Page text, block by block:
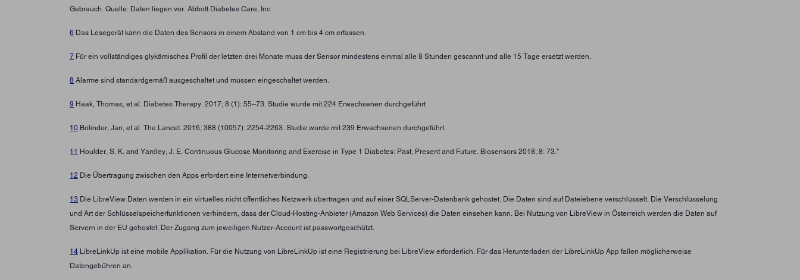
Gebrauch. Quelle: Daten liegen vor. Abbott Diabetes Care, Inc.
6 Das Lesegerät kann die Daten des Sensors in einem Abstand von 1 cm bis 4 cm erfassen.
7 Für ein vollständiges glykämisches Profil der letzten drei Monate muss der Sensor mindestens einmal alle 8 Stunden gescannt und alle 15 Tage ersetzt werden.
8 Alarme sind standardgemäß ausgeschaltet und müssen eingeschaltet werden.
9 Haak, Thomas, et al. Diabetes Therapy. 2017; 8 (1): 55–73. Studie wurde mit 224 Erwachsenen durchgeführt
10 Bolinder, Jan, et al. The Lancet. 2016; 388 (10057): 2254-2263. Studie wurde mit 239 Erwachsenen durchgeführt.
11 Houlder, S. K. and Yardley, J. E. Continuous Glucose Monitoring and Exercise in Type 1 Diabetes: Past, Present and Future. Biosensors 2018; 8: 73."
12 Die Übertragung zwischen den Apps erfordert eine Internetverbindung.
13 Die LibreView Daten werden in ein virtuelles nicht öffentliches Netzwerk übertragen und auf einer SQLServer-Datenbank gehostet. Die Daten sind auf Dateiebene verschlüsselt. Die Verschlüsselung
und Art der Schlüsselspeicherfunktionen verhindern, dass der Cloud-Hosting-Anbieter (Amazon Web Services) die Daten einsehen kann. Bei Nutzung von LibreView in Österreich werden die Daten auf
Servern in der EU gehostet. Der Zugang zum jeweiligen Nutzer-Account ist passwortgeschützt.
14 LibreLinkUp ist eine mobile Applikation. Für die Nutzung von LibreLinkUp ist eine Registrierung bei LibreView erforderlich. Für das Herunterladen der LibreLinkUp App fallen möglicherweise
Datengebühren an.